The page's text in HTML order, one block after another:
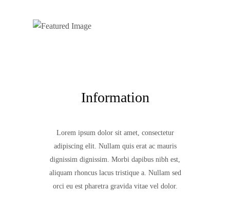
Information
Lorem ipsum dolor sit amet, consectetur
adipiscing elit. Nullam quis erat ac mauris
dignissim dignissim. Morbi dapibus nibh est,
aliquam rhoncus lacus tristique a. Nullam sed
orci eu est pharetra gravida vitae vel dolor.